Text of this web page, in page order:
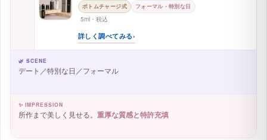
ボトムチャージ式 フォーマル・特別な日
5ml・税込
詳しく調べてみる›
🌿 SCENE
デート／特別な日／フォーマル
✨ IMPRESSION
所作まで美しく見せる。 重厚な質感と特許充填